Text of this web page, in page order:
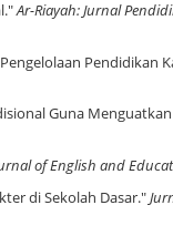
Ar-Riayah: Jurnal
Pendidikan
Guna
of English and
di Sekolah Dasar."